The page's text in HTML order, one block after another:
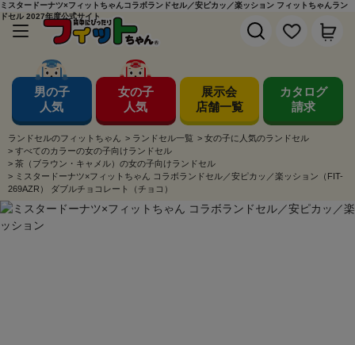
ミスタードーナツ×フィットちゃんコラボランドセル／安ピカッ／楽ッション フィットちゃんラン
ドセル 2027年度公式サイト
男の子
人気
女の子
人気
展示会
店舗一覧
カタログ
請求
ランドセルのフィットちゃん > ランドセル一覧 > 女の子に人気のランドセル
> すべてのカラーの女の子向けランドセル
> 茶（ブラウン・キャメル）の女の子向けランドセル
> ミスタードーナツ×フィットちゃん コラボランドセル／安ピカッ／楽ッション（FIT-
269AZR） ダブルチョコレート（チョコ）